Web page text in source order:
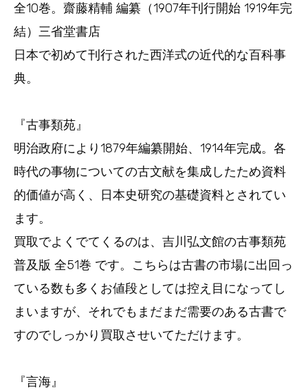
全10巻。齋藤精輔 編纂（1907年刊行開始 1919年完
結）三省堂書店
日本で初めて刊行された西洋式の近代的な百科事
典。
『古事類苑』
明治政府により1879年編纂開始、1914年完成。各
時代の事物についての古文献を集成したため資料
的価値が高く、日本史研究の基礎資料とされてい
ます。
買取でよくでてくるのは、吉川弘文館の古事類苑
普及版 全51巻 です。こちらは古書の市場に出回っ
ている数も多くお値段としては控え目になってし
まいますが、それでもまだまだ需要のある古書で
すのでしっかり買取させいてただけます。
『言海』